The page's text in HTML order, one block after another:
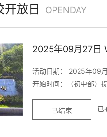
开放日 OPENDAY
2025年09月27日
活动日期： 2025年09
开始时间：（初中部）
已结束 已